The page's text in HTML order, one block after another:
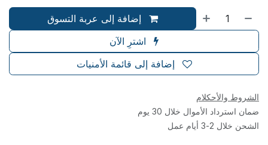
إضافة إلى عربة التسوق
اشترِ الآن
إضافة إلى قائمة الأمنيات
الشروط والأحكلام
ضمان استرداد الأموال خلال 30 يوم
الشحن خلال 2-3 أيام عمل